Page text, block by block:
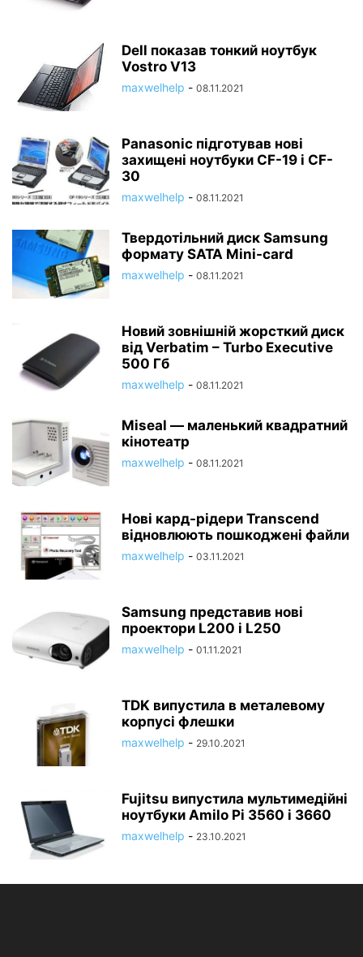
Dell показав тонкий ноутбук
Vostro V13
maxwelhelp - 08.11.2021
Panasonic підготував нові
захищені ноутбуки CF-19 і CF-
30
maxwelhelp - 08.11.2021
Твердотільний диск Samsung
формату SATA Mini-card
maxwelhelp - 08.11.2021
Новий зовнішній жорсткий диск
від Verbatim – Turbo Executive
500 Гб
maxwelhelp - 08.11.2021
Miseal — маленький квадратний
кінотеатр
maxwelhelp - 08.11.2021
Нові кард-рідери Transcend
відновлюють пошкоджені файли
maxwelhelp - 03.11.2021
Samsung представив нові
проектори L200 і L250
maxwelhelp - 01.11.2021
TDK випустила в металевому
корпусі флешки
maxwelhelp - 29.10.2021
Fujitsu випустила мультимедійні
ноутбуки Amilo Pi 3560 і 3660
maxwelhelp - 23.10.2021